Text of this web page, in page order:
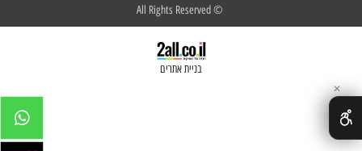
© All Rights Reserved
בניית אתרים
✕